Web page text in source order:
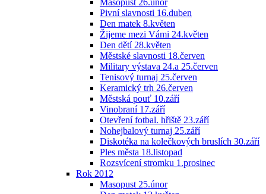
Masopust 26.únor
Pivní slavnosti 16.duben
Den matek 8.květen
Žijeme mezi Vámi 24.květen
Den dětí 28.květen
Městské slavnosti 18.červen
Military výstava 24.a 25.červen
Tenisový turnaj 25.červen
Keramický trh 26.červen
Městská pouť 10.září
Vinobraní 17.září
Otevření fotbal. hřiště 23.září
Nohejbalový turnaj 25.září
Diskotéka na kolečkových bruslích 30.září
Ples města 18.listopad
Rozsvícení stromku 1.prosinec
Rok 2012
Masopust 25.únor